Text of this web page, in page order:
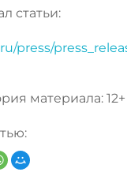
статьи:
press/
материала: 12+